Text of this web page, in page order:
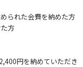
られた会費を納めた方
方
円を納めていただき